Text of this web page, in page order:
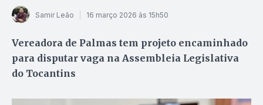
Samir Leão 16 março 2026 às 15h50
Vereadora de Palmas tem projeto encaminhado
para disputar vaga na Assembleia Legislativa
do Tocantins